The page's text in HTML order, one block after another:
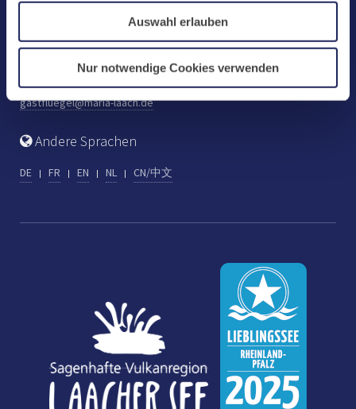
Auswahl erlauben
Nur notwendige Cookies verwenden
Tel: +49 (0) 2652 59-313
Fax: +49 (0) 2652 59-282
gastfluegel@maria-laach.de
Andere Sprachen
DE FR EN NL CN/中文